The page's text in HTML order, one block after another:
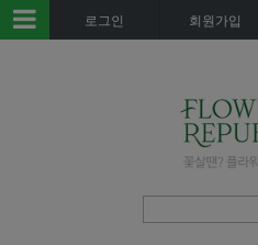
로그인 회원가입